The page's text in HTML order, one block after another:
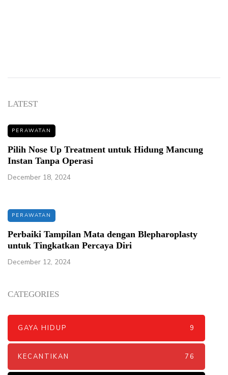
LATEST
PERAWATAN
Pilih Nose Up Treatment untuk Hidung Mancung
Instan Tanpa Operasi
December 18, 2024
PERAWATAN
Perbaiki Tampilan Mata dengan Blepharoplasty
untuk Tingkatkan Percaya Diri
December 12, 2024
CATEGORIES
GAYA HIDUP 9
KECANTIKAN 76